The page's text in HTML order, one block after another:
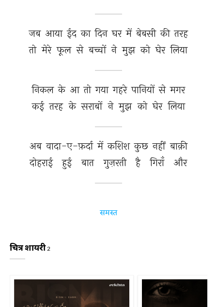
जब आया ईद का दिन घर में बेबसी की तरह
तो मेरे फूल से बच्चों ने मुझ को घेर लिया
निकल के आ तो गया गहरे पानियों से मगर
कई तरह के सराबों ने मुझ को घेर लिया
अब वादा-ए-फ़र्दा में कशिश कुछ नहीं बाक़ी
दोहराई
हुई बात गुज़रती है गिराँ और
समस्त
चित्र शायरी2